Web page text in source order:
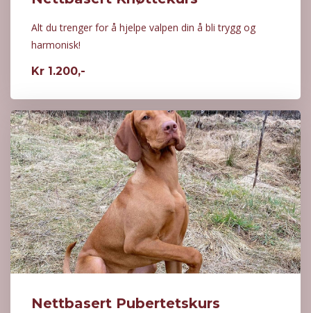
Alt du trenger for å hjelpe valpen din å bli trygg og
harmonisk!
Kr 1.200,-
Nettbasert Pubertetskurs